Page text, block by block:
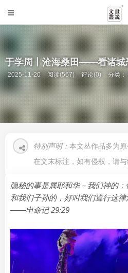
于学周丨沧海桑田——看诸城
2025-11-20 阅读(567) 评论(0) 分类：
特别声明： 本文丛作品多为
在文末标注，如有侵权，请与
隐秘的事是属耶和华－我们神的
和我们子孙的，好叫我们遵行这律
——申命记 29:29